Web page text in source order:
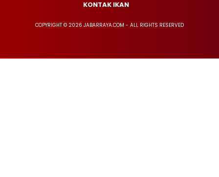
KONTAK IKAN
COPYRIGHT © 2026 JABARRAYA.COM - ALL RIGHTS RESERVED